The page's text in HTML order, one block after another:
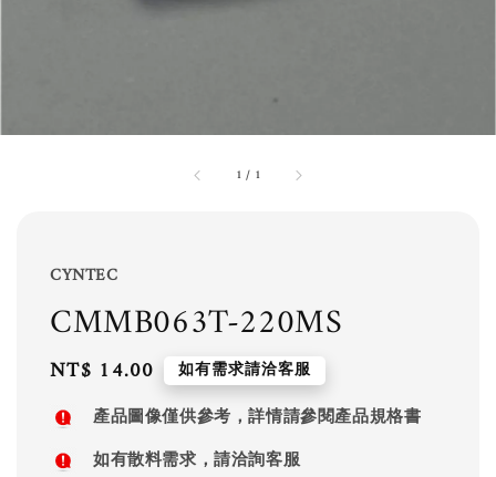
1 / 1
CYNTEC
CMMB063T-220MS
Regular
price
NT$ 14.00 如有需求請洽客服
產品圖像僅供參考，詳情請參閱產品規格書
如有散料需求，請洽詢客服